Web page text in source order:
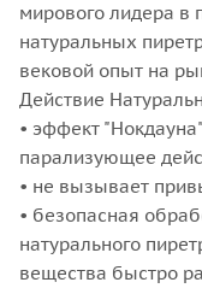
мирового лидера в
натуральных
вековой опыт на
Действие
• эффект
парализующее
• не вызывает
• безопасная
натурального
вещества быстро